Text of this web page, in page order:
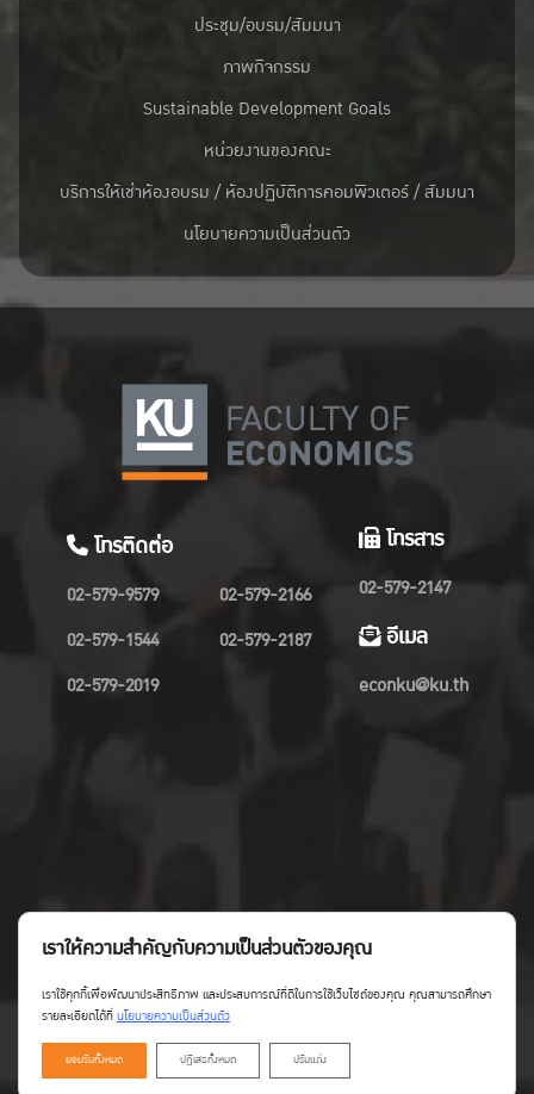
ประชุม/อบรม/สัมมนา
ภาพกิจกรรม
Sustainable Development Goals
หน่วยงานของคณะ
บริการให้เช่าห้องอบรม / ห้องปฏิบัติการคอมพิวเตอร์ / สัมมนา
นโยบายความเป็นส่วนตัว
โทรติดต่อ
02-579-9579
02-579-1544
02-579-2019
02-579-2166
02-579-2187
โทรสาร
02-579-2147
อีเมล
econku@ku.th
Copyright©Faculty of Economics KU
เราให้ความสำคัญกับความเป็นส่วนตัวของคุณ
เราใช้คุกกี้เพื่อพัฒนาประสิทธิภาพ และประสบการณ์ที่ดีในการใช้เว็บไซต์ของคุณ คุณสามารถศึกษา
รายละเอียดได้ที่นโยบายความเป็นส่วนตัว
ยอมรับทั้งหมด ปฏิเสธทั้งหมด ปรับแต่ง